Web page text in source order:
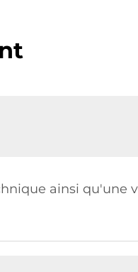
ainsi qu'une